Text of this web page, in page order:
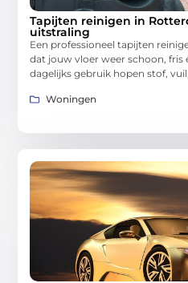
Tapijten reinigen in
uitstraling
Een professioneel tapijten
dat jouw vloer weer schoon,
dagelijks gebruik hopen stof,
Woningen